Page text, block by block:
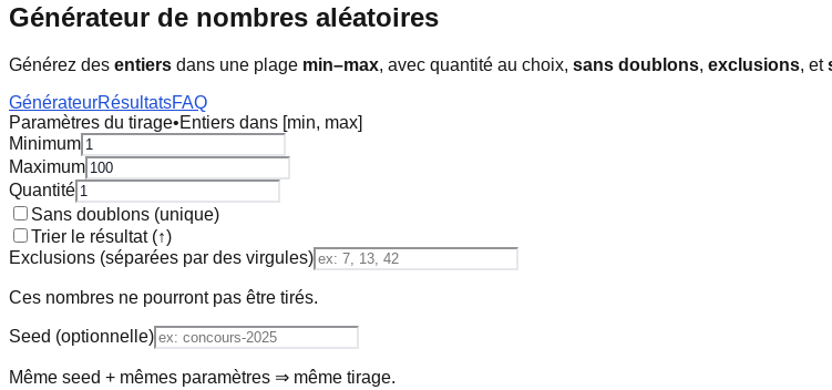
Générateur de nombres aléatoires
Générez des entiers dans une plage min–max, avec quantité au choix, sans doublons, exclusions, et
GénérateurRésultatsFAQ
Paramètres du tirage•Entiers dans [min, max]
Minimum
Maximum
Quantité
Sans doublons (unique)
Trier le résultat (↑)
Exclusions (séparées par des virgules)
Ces nombres ne pourront pas être tirés.
Seed (optionnelle)
Même seed + mêmes paramètres ⇒ même tirage.